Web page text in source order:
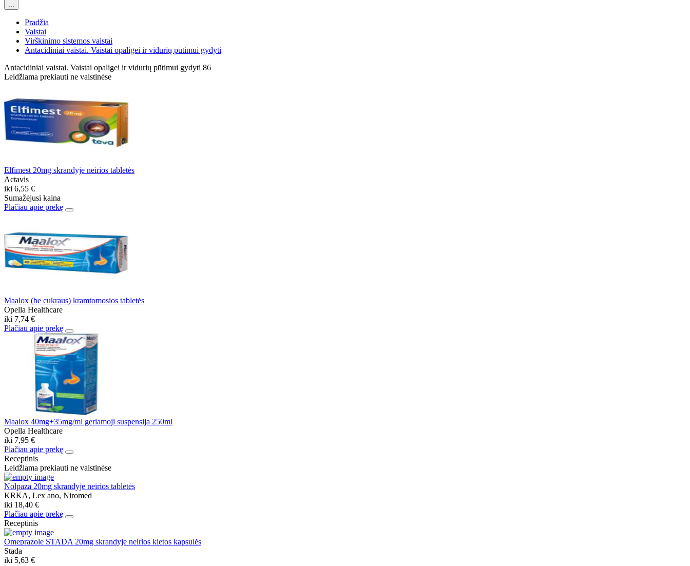
...
Pradžia
Vaistai
Virškinimo sistemos vaistai
Antacidiniai vaistai. Vaistai opaligei ir vidurių pūtimui gydyti
Antacidiniai vaistai. Vaistai opaligei ir vidurių pūtimui gydyti 86
Leidžiama prekiauti ne vaistinėse
Elfimest 20mg skrandyje neirios tabletės
Actavis
iki 6,55 €
Sumažėjusi kaina
Plačiau apie prekę
Maalox (be cukraus) kramtomosios tabletės
Opella Healthcare
iki 7,74 €
Plačiau apie prekę
Maalox 40mg+35mg/ml geriamoji suspensija 250ml
Opella Healthcare
iki 7,95 €
Plačiau apie prekę
Receptinis
Leidžiama prekiauti ne vaistinėse
Nolpaza 20mg skrandyje neirios tabletės
KRKA, Lex ano, Niromed
iki 18,40 €
Plačiau apie prekę
Receptinis
Omeprazole STADA 20mg skrandyje neirios kietos kapsulės
Stada
iki 5,63 €